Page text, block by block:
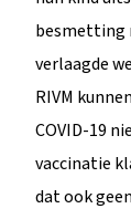
besmetting
verlaagde
RIVM
COVID-19
vaccinatie
dat ook